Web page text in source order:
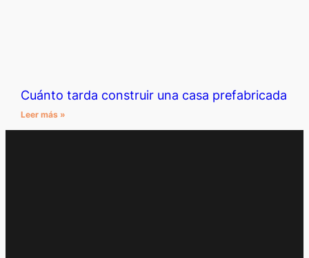
Cuánto tarda construir una casa prefabricada
Leer más »